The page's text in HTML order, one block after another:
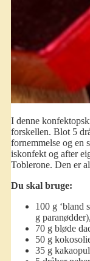
I denne
forskellen. Blot 5
fornemmelse og en
iskonfekt og after
Toblerone. Den er
Du skal bruge:
100 g ‘bland
g
70 g bløde
50 g
35 g